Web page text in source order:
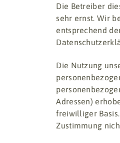
Die Betreiber
sehr ernst. Wir
entsprechend
Die Nutzung
Adressen)
freiwilliger
Zustimmung